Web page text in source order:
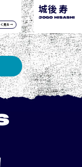
見る →
城後 寿
JOGO Hisashi